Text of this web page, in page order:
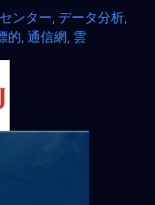
ンター データ分析
的 通信網 雲